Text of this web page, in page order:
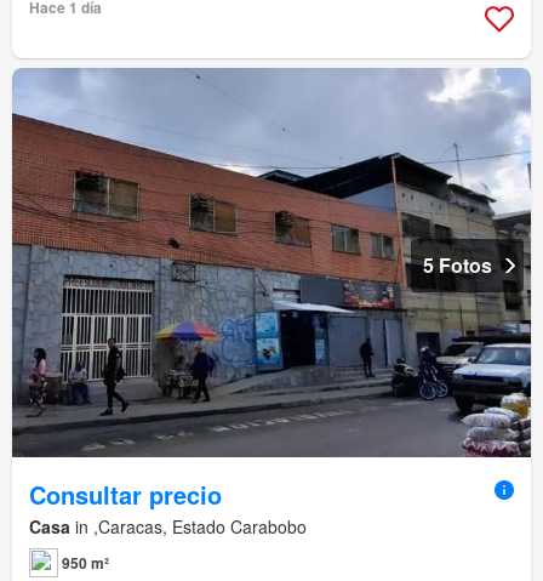
Hace 1 día
5 Fotos
Consultar precio
Casa in ,Caracas, Estado Carabobo
950 m²